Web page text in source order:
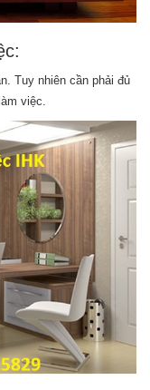
Tuy nhiên cần phải đủ
việc.